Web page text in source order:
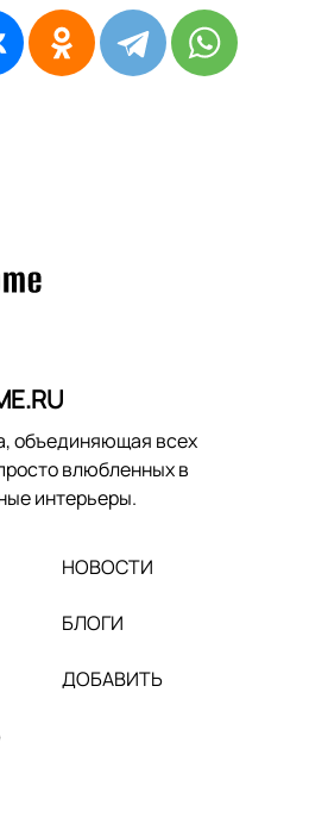
объединяющая всех
влюбленных в
интерьеры.
НОВОСТИ
БЛОГИ
ДОБАВИТЬ